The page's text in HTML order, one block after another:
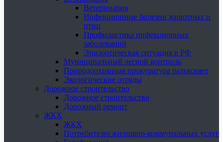
Ветеринария
Инфекционные болезни животных и
птиц
Профилактика инфекционных
заболеваний
Эпизоотическая ситуация в РФ
Муниципальный лесной контроль
Природоохранная прокуратура разъясняет
Экологические отряды
Дорожное строительство
Дорожное строительство
Дорожный ремонт
ЖКХ
ЖКХ
Потребителю жилищно-коммунальных услуг